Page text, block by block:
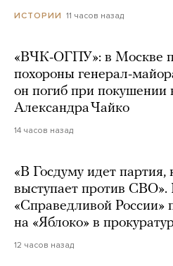
ИСТОРИИ 11 часов назад
«ВЧК-ОГПУ»: в Москве
похороны генерал-
он погиб при покушении
Александра Чайко
14 часов назад
«В Госдуму идет партия,
выступает против СВО».
«Справедливой России»
на «Яблоко» в
12 часов назад